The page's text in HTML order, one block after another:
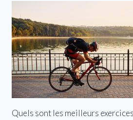
Quels sont les meilleurs